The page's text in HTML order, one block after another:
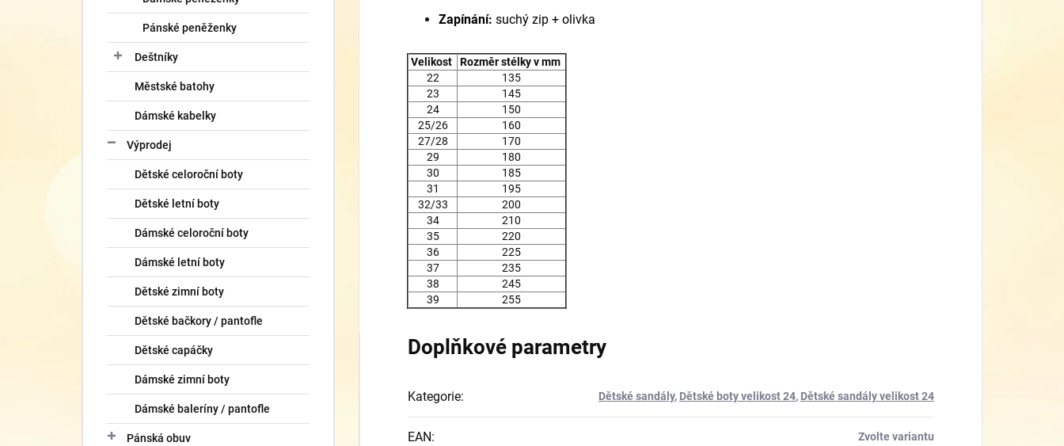
Pánské peněženky
Deštníky
Městské batohy
Dámské kabelky
Výprodej
Dětské celoroční boty
Dětské letní boty
Dámské celoroční boty
Dámské letní boty
Dětské zimní boty
Dětské bačkory / pantofle
Dětské capáčky
Dámské zimní boty
Dámské baleríny / pantofle
Pánská obuv
Zapínání: suchý zip + olivka
Velikost
Rozměr stélky v mm
22
135
23
145
24
150
25/26
160
27/28
170
29
180
30
185
31
195
32/33
200
34
210
35
220
36
225
37
235
38
245
39
255
Doplňkové parametry
Kategorie: Dětské sandály, Dětské boty velikost 24, Dětské sandály velikost 24
EAN: Zvolte variantu